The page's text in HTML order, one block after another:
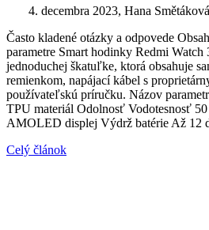
4. decembra 2023, Hana Smětáková
Často kladené otázky a odpovede
parametre Smart hodinky Redmi Watch
jednoduchej škatuľke, ktorá obsahuje
remienkom, napájací kábel s
používateľskú príručku. Názov
TPU materiál Odolnosť Vodotesnosť
AMOLED displej Výdrž batérie Až 12
Celý článok